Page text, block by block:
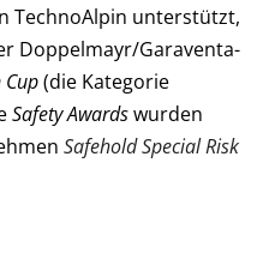
TechnoAlpin unterstützt,
Doppelmayr/Garaventa-
Cup(die Kategorie
Safety Awardswurden
Safehold Special Risk